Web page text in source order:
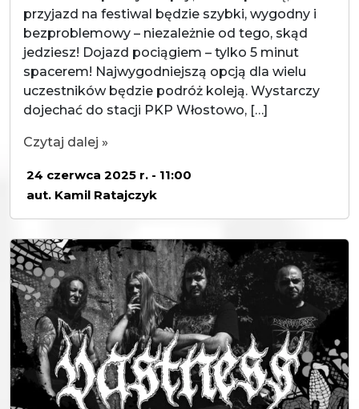
przyjazd na festiwal będzie szybki, wygodny i
bezproblemowy – niezależnie od tego, skąd
jedziesz! Dojazd pociągiem – tylko 5 minut
spacerem! Najwygodniejszą opcją dla wielu
uczestników będzie podróż koleją. Wystarczy
dojechać do stacji PKP Włostowo, […]
Czytaj dalej »
24 czerwca 2025 r. - 11:00
aut. Kamil Ratajczyk